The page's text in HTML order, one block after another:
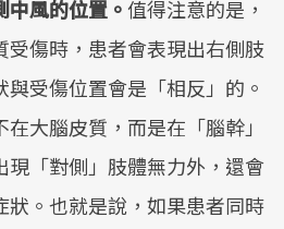
風的位置。 值得注意的是，
受傷時，患者會表現出右側肢
受傷位置會是「相反」的。
大腦皮質，而是在「腦幹」
現「對側」肢體無力外，還會
狀。也就是說，如果患者同時